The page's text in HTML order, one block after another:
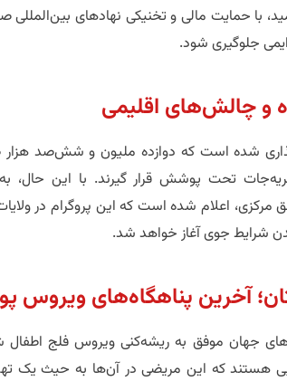
با حمایت مالی و تخنیکی نهادهای بین‌المللی
جلوگیری شود.
و چالش‌های اقلیمی
شده است که دوازده ملیون و شش‌صد هزار
تحت پوشش قرار گیرند. با این حال،
مرکزی، اعلام شده است که این پروگرام در
شرایط جوی آغاز خواهد شد.
آخرین پناهگاه‌های ویروس
جهان موفق به ریشه‌کنی ویروس فلج اطفال
هستند که این مریضی در آن‌ها به حیث یک